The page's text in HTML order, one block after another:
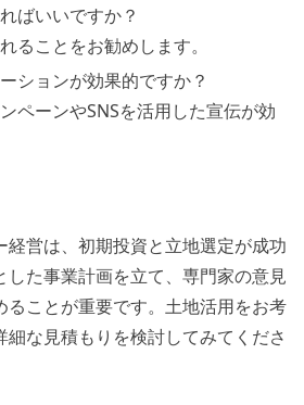
ばいいですか？
ることをお勧めします。
ションが効果的ですか？
ペーンやSNSを活用した宣伝が効
経営は、初期投資と立地選定が成功
した事業計画を立て、専門家の意見
ることが重要です。土地活用をお考
細な見積もりを検討してみてくださ